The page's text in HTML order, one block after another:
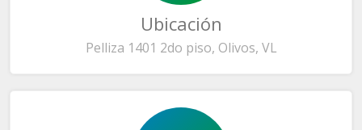
Ubicación
Pelliza 1401 2do piso, Olivos, VL